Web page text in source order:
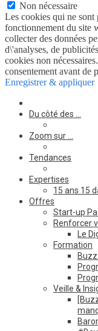
Non nécessaire
Les cookies qui ne sont
fonctionnement du site
collecter des données
d\'analyses, de
cookies non
consentement avant de
Enregistrer & appliquer
Du côté des …
Zoom sur …
Tendances
Expertises
15 ans 15
Offres
Start-up
Renforcer
Le
Formation
Veille &